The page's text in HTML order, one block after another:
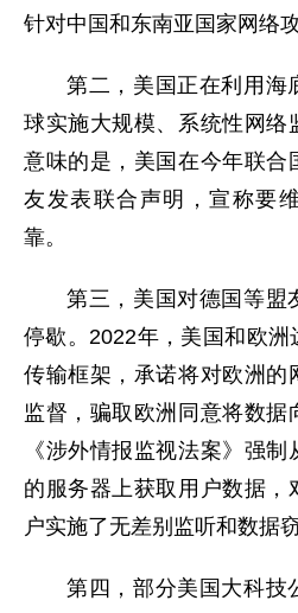
针对中国和东南亚国家网络
第二，美国正在利用海
球实施大规模、系统性网络
意味的是，美国在今年联合
友发表联合声明，宣称要
靠。
第三，美国对德国等盟
停歇。2022年，美国和欧
传输框架，承诺将对欧洲的
监督，骗取欧洲同意将数据
《涉外情报监视法案》强
的服务器上获取用户数据，
户实施了无差别监听和数据窃
第四，部分美国大科技